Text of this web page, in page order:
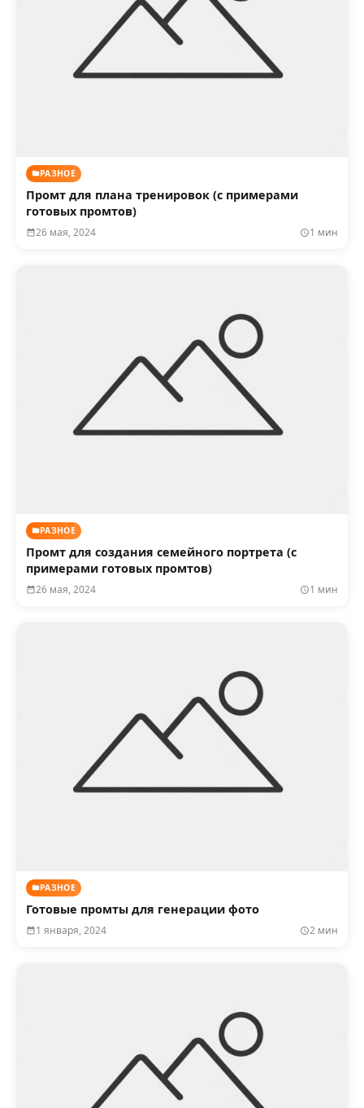
РАЗНОЕ
Промт для плана тренировок (с примерами
готовых промтов)
26 мая, 2024 1 мин
РАЗНОЕ
Промт для создания семейного портрета (с
примерами готовых промтов)
26 мая, 2024 1 мин
РАЗНОЕ
Готовые промты для генерации фото
1 января, 2024 2 мин